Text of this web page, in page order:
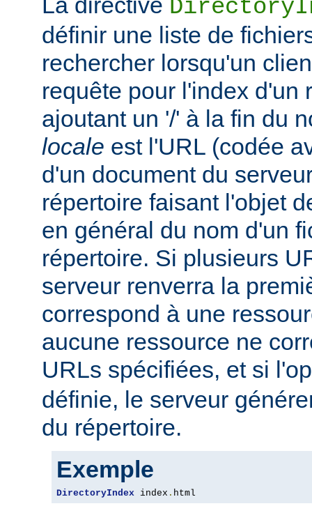
définir une liste de
rechercher lorsqu'un
requête pour l'index d'un
ajoutant un '/' à la fin du
locale est l'URL (codée
d'un document du
répertoire faisant l'objet
en général du nom d'un
répertoire. Si plusieurs
serveur renverra la
correspond à une
aucune ressource ne
URLs spécifiées, et si
définie, le serveur
du répertoire.
Exemple
DirectoryIndex index . html